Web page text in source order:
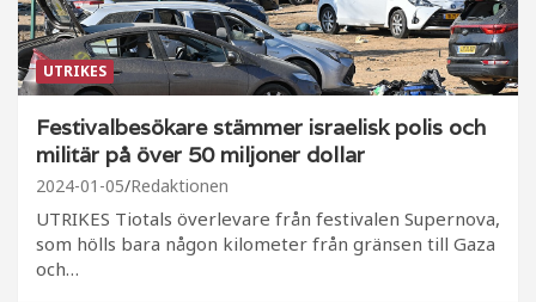
UTRIKES
Festivalbesökare stämmer israelisk polis och
militär på över 50 miljoner dollar
2024-01-05 Redaktionen
UTRIKES Tiotals överlevare från festivalen Supernova,
som hölls bara någon kilometer från gränsen till Gaza
och…